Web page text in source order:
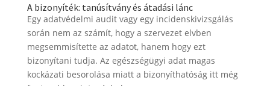
A bizonyíték: tanúsítvány és átadási lánc
Egy adatvédelmi audit vagy egy incidenskivizsgálás
során nem az számít, hogy a szervezet elvben
megsemmisítette az adatot, hanem hogy ezt
bizonyítani tudja. Az egészségügyi adat magas
kockázati besorolása miatt a bizonyíthatóság itt még